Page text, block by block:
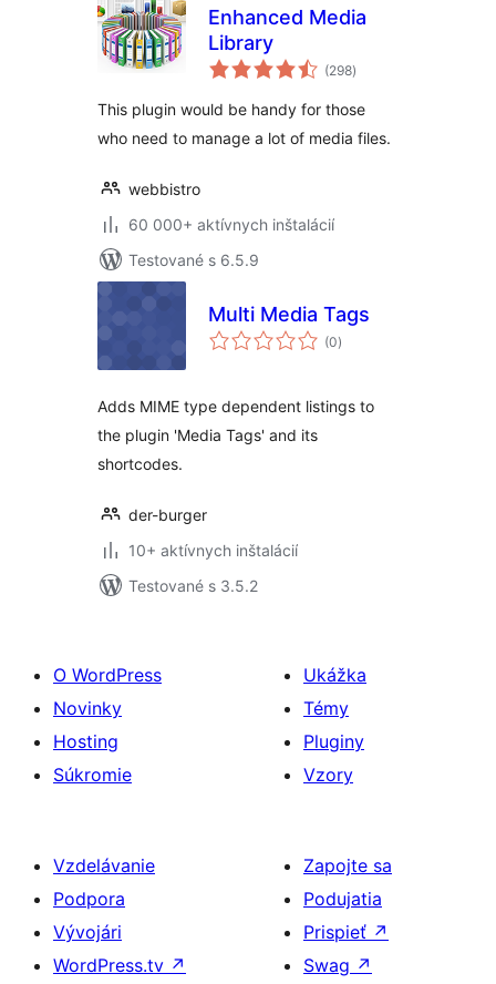
Enhanced Media
Library
(298celkové
hodnotenie
)
This plugin would be handy for those
who need to manage a lot of media files.
webbistro
60 000+ aktívnych inštalácií
Testované s 6.5.9
Multi Media Tags
(0celkové
hodnotenie
)
Adds MIME type dependent listings to
the plugin 'Media Tags' and its
shortcodes.
der-burger
10+ aktívnych inštalácií
Testované s 3.5.2
O WordPress
Novinky
Hosting
Súkromie
Ukážka
Témy
Pluginy
Vzory
Vzdelávanie
Podpora
Vývojári
WordPress.tv ↗
Zapojte sa
Podujatia
Prispieť ↗
Swag ↗